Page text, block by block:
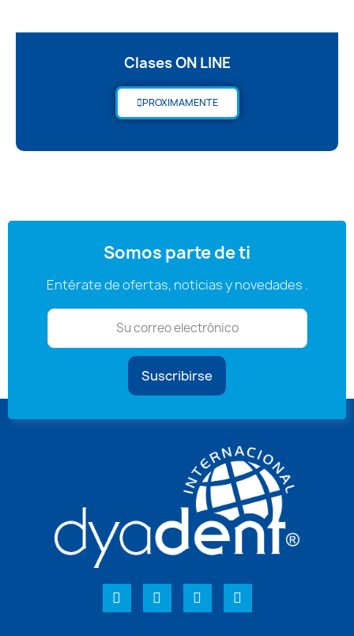
Clases ON LINE
PROXIMAMENTE
Somos parte de ti
Entérate de ofertas, noticias y novedades .
Suscribirse